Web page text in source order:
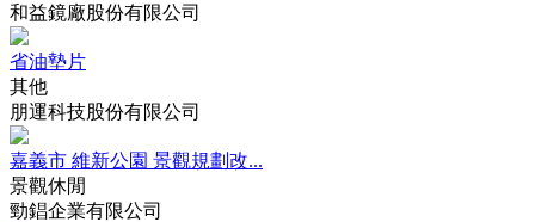
和益鏡廠股份有限公司
省油墊片
其他
朋運科技股份有限公司
嘉義市 維新公園 景觀規劃改...
景觀休閒
勁錩企業有限公司